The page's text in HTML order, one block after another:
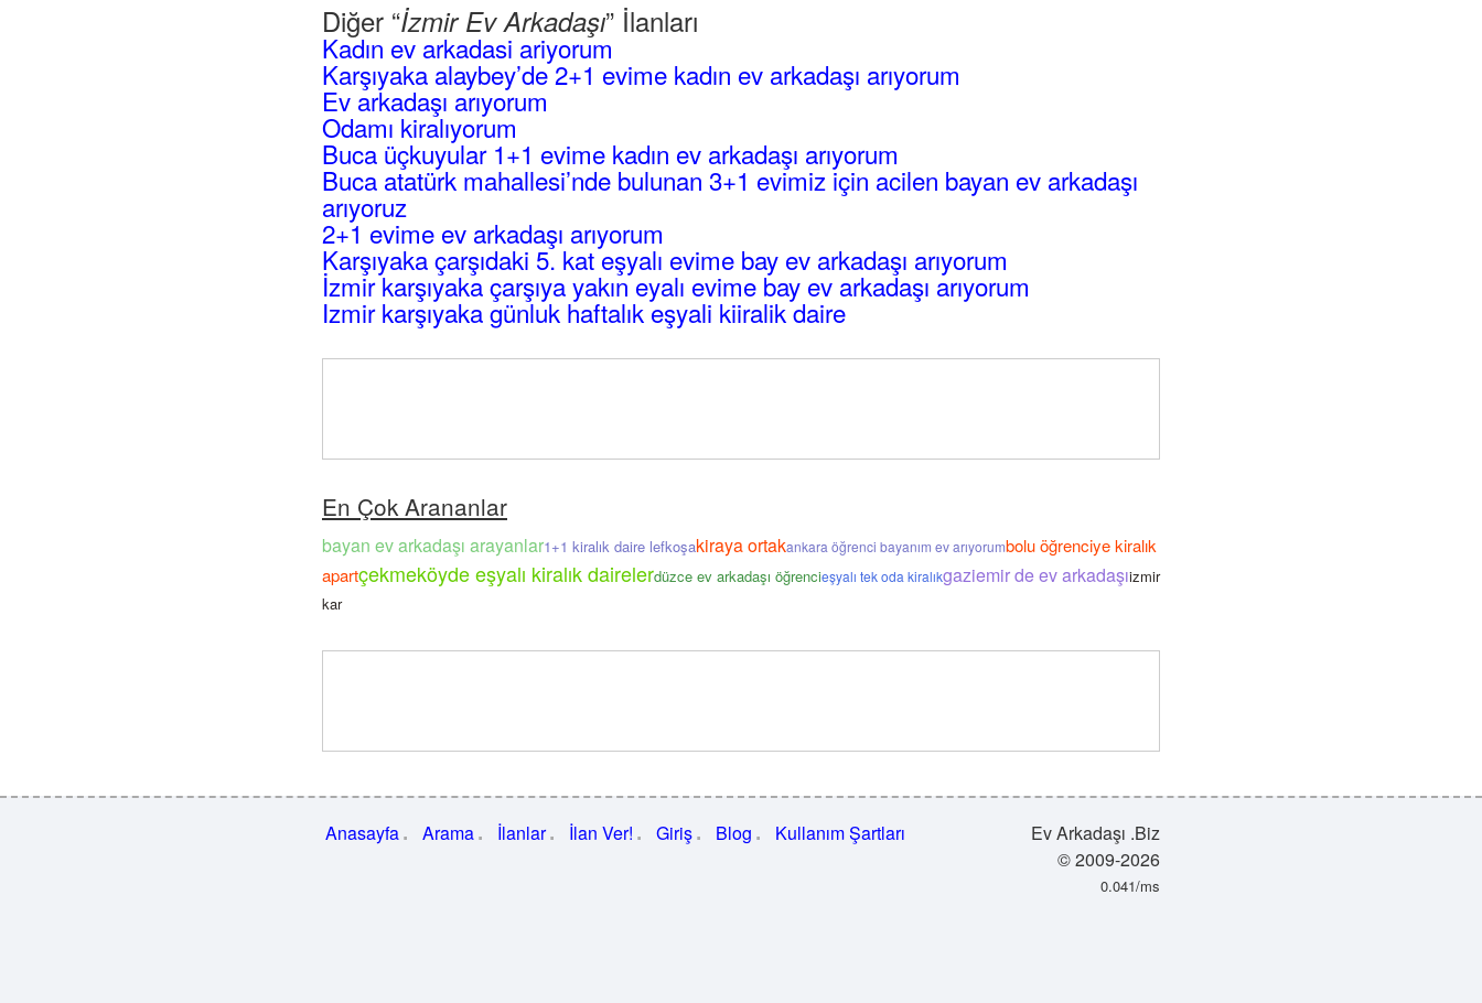
Diğer “İzmir Ev Arkadaşı” İlanları
Kadın ev arkadasi ariyorum
Karşıyaka alaybey’de 2+1 evime kadın ev arkadaşı arıyorum
Ev arkadaşı arıyorum
Odamı kiralıyorum
Buca üçkuyular 1+1 evime kadın ev arkadaşı arıyorum
Buca atatürk mahallesi’nde bulunan 3+1 evimiz için acilen bayan ev arkadaşı
arıyoruz
2+1 evime ev arkadaşı arıyorum
Karşıyaka çarşıdaki 5. kat eşyalı evime bay ev arkadaşı arıyorum
İzmir karşıyaka çarşıya yakın eyalı evime bay ev arkadaşı arıyorum
Izmir karşıyaka günluk haftalık eşyali kiiralik daire
En Çok Arananlar
bayan ev arkadaşı arayanlar1+1 kiralık daire lefkoşakiraya ortakankara öğrenci bayanım ev arıyorumbolu öğrenciye kiralık
apartçekmeköyde eşyalı kiralık dairelerdüzce ev arkadaşı öğrencieşyalı tek oda kiralıkgaziemir de ev arkadaşıizmir
kar
Anasayfa Arama İlanlar İlan Ver! Giriş Blog Kullanım Şartları
Ev Arkadaşı .Biz
© 2009-2026
0.041/ms